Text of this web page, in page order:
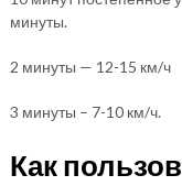
минуты.
2 минуты — 12-15 км/ч
3 минуты – 7-10 км/ч.
Как